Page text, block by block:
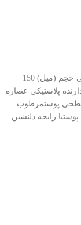
کشور سازنده ایران مناسب برای پوست های معمولی حجم (میل) 150
پلاستیکی عصاره
پوستمرطوب
رایحه دلنشین